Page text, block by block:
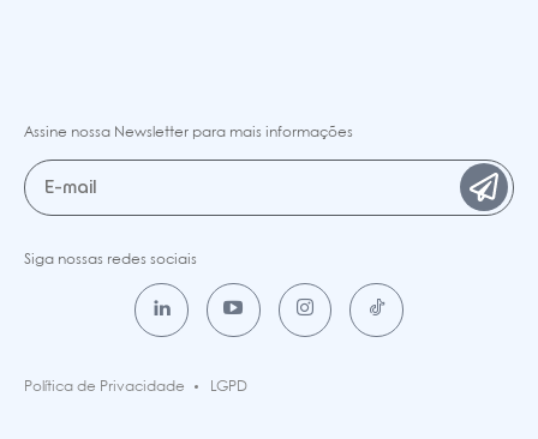
Assine nossa Newsletter para mais informações
Siga nossas redes sociais
Política de Privacidade LGPD